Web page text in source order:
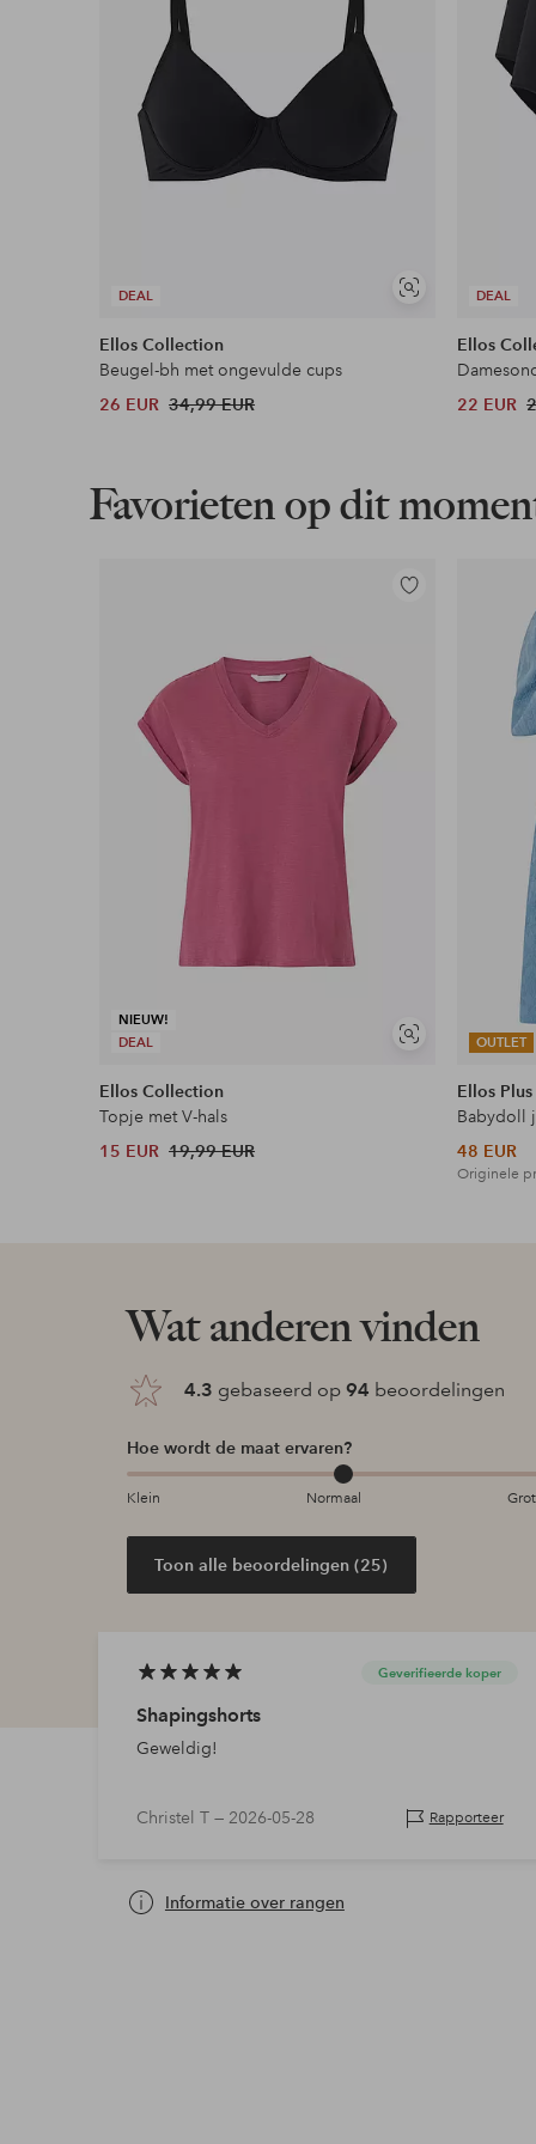
Flexibele betaalwijze
Nu betalen, later betalen of in termijnen
Meer lezen
DEAL
Soortgelijke
Ellos Collection
Beugel-bh met ongevulde cups
26 EUR 34,99 EUR
DEAL
Ellos
22 EUR
Favorieten op dit
NIEUW!
DEAL
Soortgelijke
Toevoegen
Ellos Collection
Topje met V-hals
15 EUR 19,99 EUR
OUTLET
Ellos
Babydoll
48 EUR
Originele
Wat anderen vinden
4.3 gebaseerd op 94 beoordelingen
Hoe wordt de maat ervaren?
Klein Normaal
Toon alle beoordelingen (25)
Geverifieerde koper
Shapingshorts
Geweldig!
Christel T — 2026-05-28 Rapporteer
Informatie over rangen